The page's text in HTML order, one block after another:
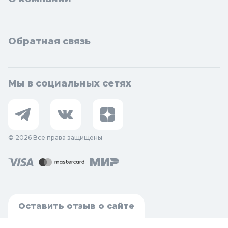
Обратная связь
Мы в социальных сетях
© 2026 Все права защищены
Оставить отзыв о сайте